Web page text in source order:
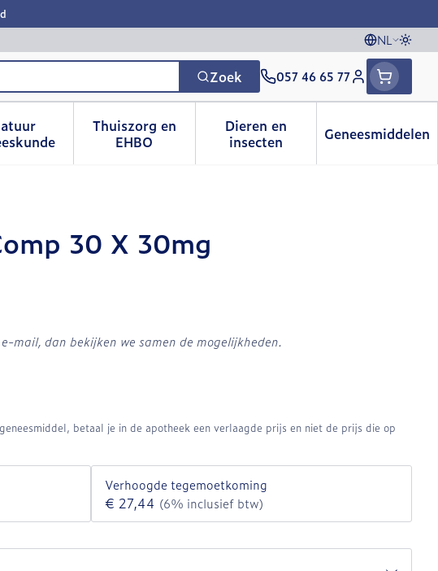
NL
Talen
Zoek 057 46 65 77
Klant menu
kinderen categorie
Vitaliteit 50+ categorie
Toon submenu voor Natuur geneeskunde categorie
Thuiszorg en
EHBOToon submenu voor Thuiszorg en EHBO
Dieren en
insectenToon submenu voor Dieren
Geneesmiddelen
Toon
30 X 30mg
betaal je in de apotheek een verlaagde prijs en niet de prijs die op
Verhoogde tegemoetkoming
€ 27,44 (6% inclusief btw)
mail, dan bekijken we samen de mogelijkheden.